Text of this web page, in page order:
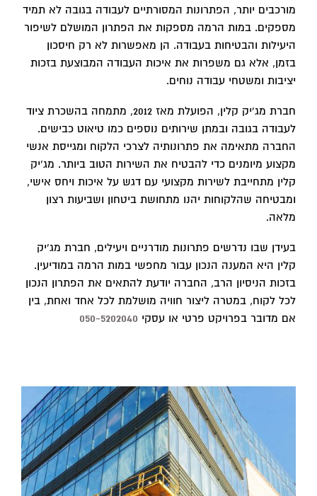
מורכבים יותר, הפתרונות המסורתיים לעבודה בגובה לא תמיד
מספקים. במות הרמה מספקות את הפתרון המושלם לשיפור
היעילות והבטיחות בעבודה. הן מאפשרות לא רק חיסכון
בזמן, אלא גם משפרות את איכות העבודה המבוצעת בזכות
יציבות ומשטחי עבודה נוחים.
חברת מג'יק קלין, הפועלת מאז 2012, מתמחה בהשכרת ציוד
לעבודה בגובה ובמתן שירותים נוספים כמו טיאוט כבישים.
החברה מתאימה את פתרונותיה לצרכי הלקוח ומגייסת אנשי
מקצוע מיומנים כדי להבטיח את השירות הטוב ביותר. מג'יק
קלין מתחייבת לשירות מקצועי עם דגש על איכות ויחס אישי,
ומבטיחה שהלקוחות יהנו מתחושת ביטחון ושביעות רצון
מלאה.
בעידן שבו נדרשים פתרונות מודרניים ויעילים, חברת מג'יק
קלין היא המענה הנכון עבור מחפשי במות הרמה במודיעין.
בזכות הניסיון הרב, החברה יודעת להתאים את הפתרון הנכון
לכל לקוח, במטרה ליצור חוויה מושלמת לכל אחד ואחת, בין
אם מדובר בפרויקט פרטי או עסקי 050-5202040